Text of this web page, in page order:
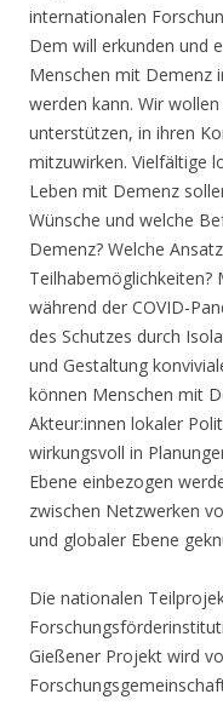
internationalen
Dem will erkunden und
Menschen mit Demenz
werden kann. Wir
unterstützen, in ihren
mitzuwirken. Vielfältige
Leben mit Demenz
Wünsche und welche
Demenz? Welche
Teilhabemöglichkeiten?
während der COVID-
des Schutzes durch
und Gestaltung
können Menschen mit
Akteur:innen lokaler
wirkungsvoll in
Ebene einbezogen
zwischen Netzwerken
und globaler Ebene
Die nationalen
Gießener Projekt wird